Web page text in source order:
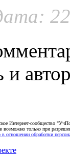
и
Интернет-сообщество
возможно только при
отношении обработки